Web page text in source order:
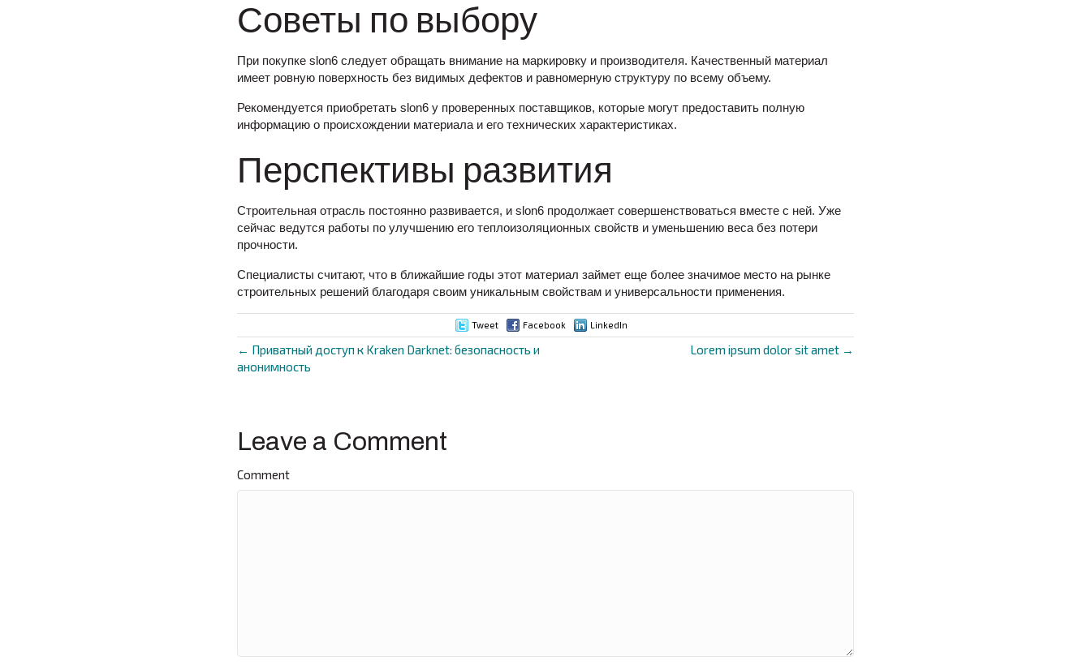
Советы по выбору
При покупке slon6 следует обращать внимание на маркировку и производителя. Качественный материал
имеет ровную поверхность без видимых дефектов и равномерную структуру по всему объему.
Рекомендуется приобретать slon6 у проверенных поставщиков, которые могут предоставить полную
информацию о происхождении материала и его технических характеристиках.
Перспективы развития
Строительная отрасль постоянно развивается, и slon6 продолжает совершенствоваться вместе с ней. Уже
сейчас ведутся работы по улучшению его теплоизоляционных свойств и уменьшению веса без потери
прочности.
Специалисты считают, что в ближайшие годы этот материал займет еще более значимое место на рынке
строительных решений благодаря своим уникальным свойствам и универсальности применения.
Tweet Facebook LinkedIn
Posts
← Приватный доступ к Kraken Darknet: безопасность и
анонимность
Lorem ipsum dolor sit amet →
Leave a Comment
Comment